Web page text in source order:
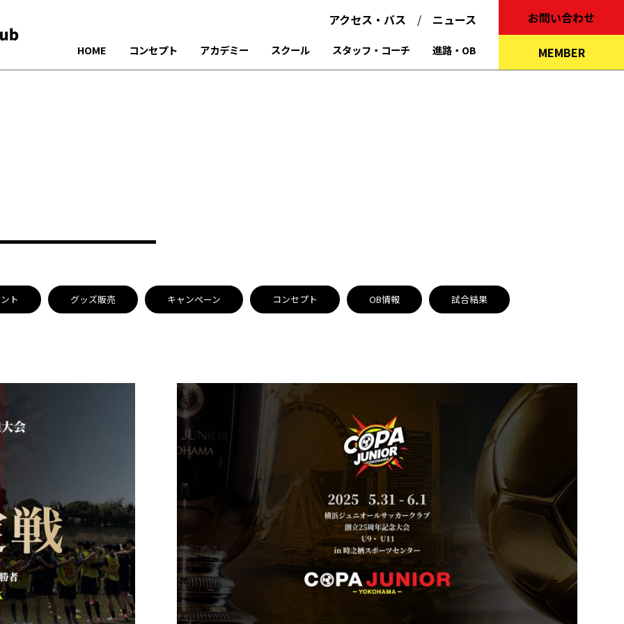
HOME コンセプト アカデミー スクール スタッフ・コーチ 進路・OB
アクセス・バス ニュース お問い合わせ
MEMBER
ト グッズ販売 キャンペーン コンセプト OB情報 試合結果